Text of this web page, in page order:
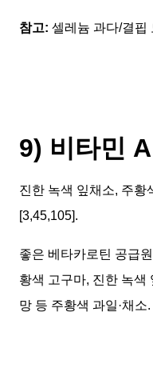
참고: 셀레늄 과다/결핍
9) 비타민
진한 녹색 잎채소, 주황
[3,45,105].
좋은 베타카로틴 공급
황색 고구마, 진한 녹색
망 등 주황색 과일·채소.